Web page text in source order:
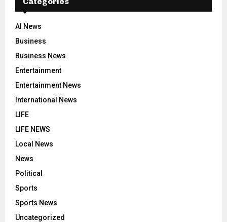
AI News
Business
Business News
Entertainment
Entertainment News
International News
LIFE
LIFE NEWS
Local News
News
Political
Sports
Sports News
Uncategorized